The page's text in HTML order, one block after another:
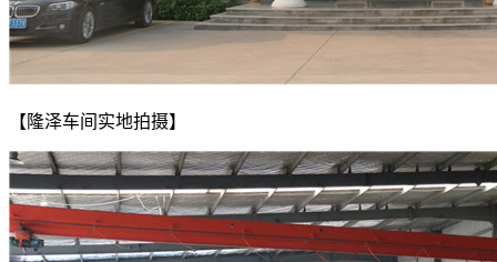
【隆泽车间实地拍摄】